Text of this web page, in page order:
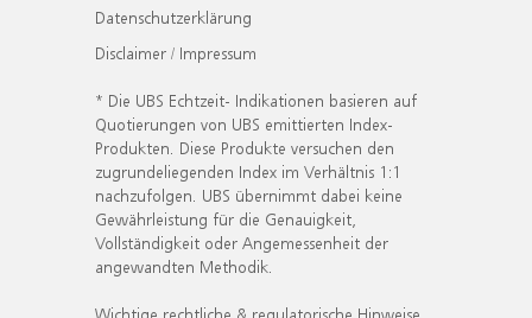
Datenschutzerklärung
Disclaimer / Impressum
* Die UBS Echtzeit- Indikationen basieren auf
Quotierungen von UBS emittierten Index-
Produkten. Diese Produkte versuchen den
zugrundeliegenden Index im Verhältnis 1:1
nachzufolgen. UBS übernimmt dabei keine
Gewährleistung für die Genauigkeit,
Vollständigkeit oder Angemessenheit der
angewandten Methodik.